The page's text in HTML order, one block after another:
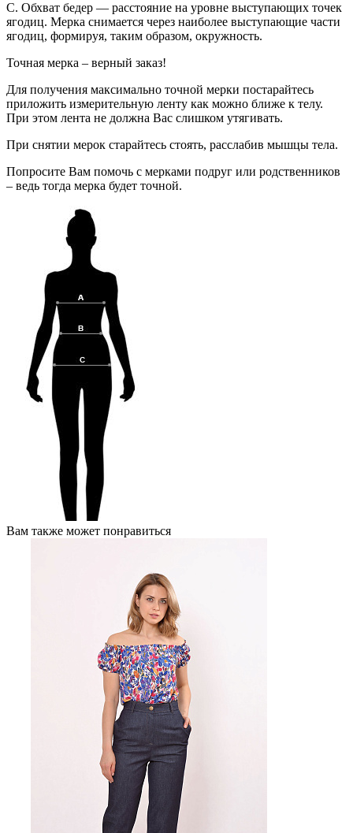
C. Обхват бедер — расстояние на уровне выступающих точек
ягодиц. Мерка снимается через наиболее выступающие части
ягодиц, формируя, таким образом, окружность.
Точная мерка – верный заказ!
Для получения максимально точной мерки постарайтесь
приложить измерительную ленту как можно ближе к телу.
При этом лента не должна Вас слишком утягивать.
При снятии мерок старайтесь стоять, расслабив мышцы тела.
Попросите Вам помочь с мерками подруг или родственников
– ведь тогда мерка будет точной.
Вам также может понравиться